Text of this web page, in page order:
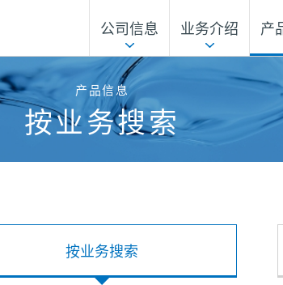
公司信息
可持续发展
总公司和事业所
业务介绍 产
按拼音字母顺序搜索
产品信息
按业务搜索
按业务搜索